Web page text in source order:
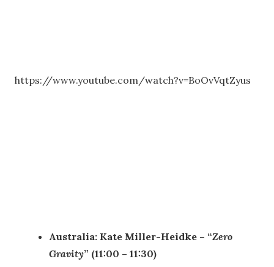
https://www.youtube.com/watch?v=BoOvVqtZyus
Australia: Kate Miller-Heidke – “Zero
Gravity” (11:00 – 11:30)